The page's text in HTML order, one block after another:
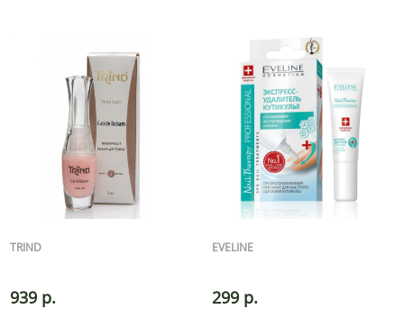
TRIND
939 р.
EVELINE
299 р.